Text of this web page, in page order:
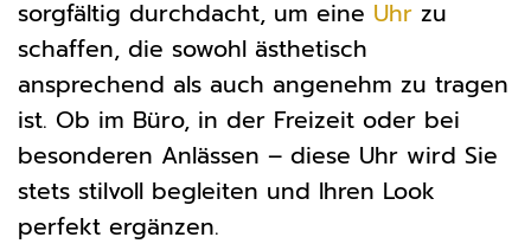
sorgfältig durchdacht, um eine Uhr zu
schaffen, die sowohl ästhetisch
ansprechend als auch angenehm zu tragen
ist. Ob im Büro, in der Freizeit oder bei
besonderen Anlässen – diese Uhr wird Sie
stets stilvoll begleiten und Ihren Look
perfekt ergänzen.